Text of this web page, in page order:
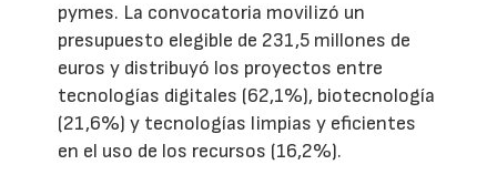
pymes. La convocatoria movilizó un
presupuesto elegible de 231,5 millones de
euros y distribuyó los proyectos entre
tecnologías digitales (62,1%), biotecnología
(21,6%) y tecnologías limpias y eficientes
en el uso de los recursos (16,2%).